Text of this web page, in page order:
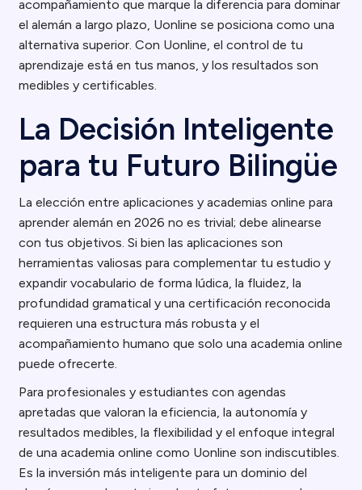
acompañamiento que marque la diferencia para dominar
el alemán a largo plazo, Uonline se posiciona como una
alternativa superior. Con Uonline, el control de tu
aprendizaje está en tus manos, y los resultados son
medibles y certificables.
La Decisión Inteligente
para tu Futuro Bilingüe
La elección entre aplicaciones y academias online para
aprender alemán en 2026 no es trivial; debe alinearse
con tus objetivos. Si bien las aplicaciones son
herramientas valiosas para complementar tu estudio y
expandir vocabulario de forma lúdica, la fluidez, la
profundidad gramatical y una certificación reconocida
requieren una estructura más robusta y el
acompañamiento humano que solo una academia online
puede ofrecerte.
Para profesionales y estudiantes con agendas
apretadas que valoran la eficiencia, la autonomía y
resultados medibles, la flexibilidad y el enfoque integral
de una academia online como Uonline son indiscutibles.
Es la inversión más inteligente para un dominio del